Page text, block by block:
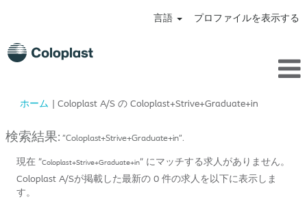
言語 プロファイルを表示する
ホーム | Coloplast A/S の Coloplast+Strive+Graduate+in
ー
検索結果: "Coloplast+Strive+Graduate+in".
現在 "Coloplast+Strive+Graduate+in" にマッチする求人がありません。
Coloplast A/Sが掲載した最新の 0 件の求人を以下に表示しま
す。